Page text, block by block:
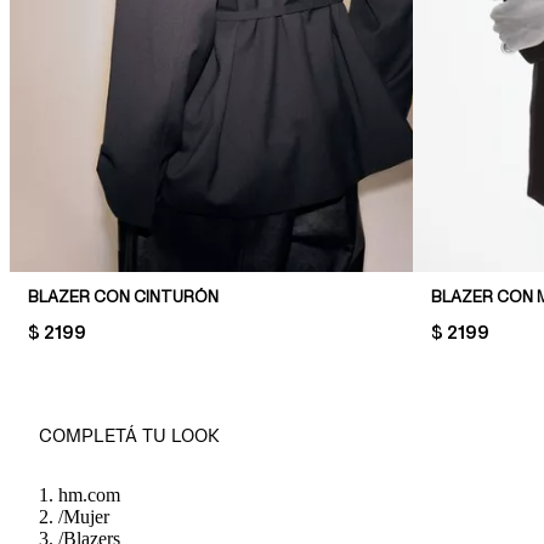
BLAZER CON CINTURÓN
PRICE:
$ 2199
BLAZER CON
PRICE:
$ 2199
COMPLETÁ TU LOOK
hm.com
/Mujer
/Blazers